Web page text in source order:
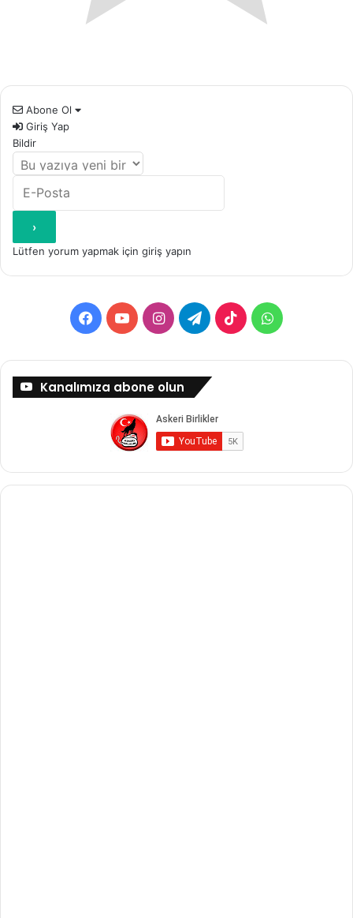
Abone Ol
Giriş Yap
Bildir
Lütfen yorum yapmak için giriş yapın
Facebook
YouTubeInstagramTelegramTikTokWhatsApp
Kanalımıza abone olun